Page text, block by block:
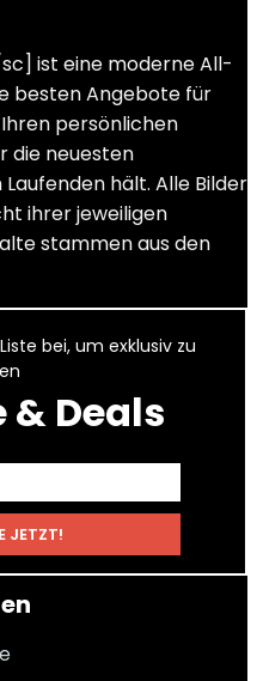
ist eine moderne All-
besten Angebote für
persönlichen
die neuesten
hält. Alle Bilder
ihrer jeweiligen
stammen aus den
bei, um exklusiv zu
Deals